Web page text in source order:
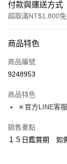
付款與運送方式
超取滿NT$1,800
信用卡一次付款
超商取貨付款
Apple Pay
街口支付
悠遊付
商品特色
商品編號
9248953
商品特色
＊官方LINE客
銷售重點
１５日鑑賞期 如